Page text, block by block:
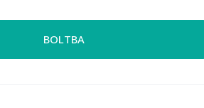
BOLTBA